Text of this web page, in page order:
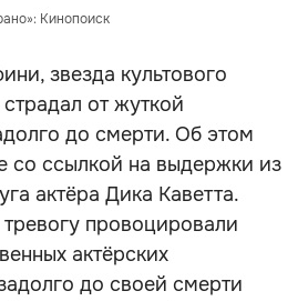
Кинопоиск
звезда культового
от жуткой
до смерти. Об этом
со ссылкой на выдержки из
актёра Дика Каветта.
провоцировали
актёрских
до своей смерти